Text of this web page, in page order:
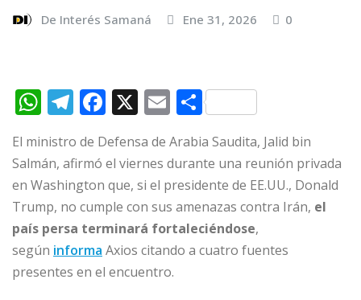
De Interés Samaná Ene 31, 2026 0
W
at
s
A
p
p
T
e
g
ra
m
F
c
e
b
o
o
k
X E
ai
l
C
m
p
ar
ti
r
El ministro de Defensa de Arabia Saudita, Jalid bin
Salmán, afirmó el viernes durante una reunión privada
en Washington que, si el presidente de EE.UU., Donald
Trump, no cumple con sus amenazas contra Irán, el
país persa terminará fortaleciéndose,
según informa Axios citando a cuatro fuentes
presentes en el encuentro.